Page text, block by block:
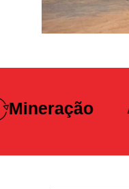
Saneamento